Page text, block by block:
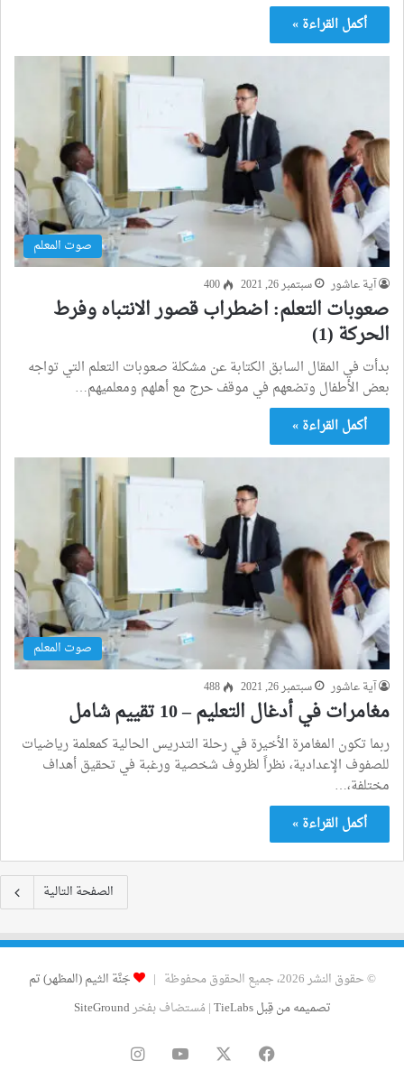
أكمل القراءة »
صوت المعلم
آية عاشور سبتمبر 26, 2021 400
صعوبات التعلم: اضطراب قصور الانتباه وفرط
الحركة (1)
بدأت في المقال السابق الكتابة عن مشكلة صعوبات التعلم التي تواجه
بعض الأطفال وتضعهم في موقف حرج مع أهلهم ومعلميهم…
أكمل القراءة »
صوت المعلم
آية عاشور سبتمبر 26, 2021 488
مغامرات في أدغال التعليم – 10 تقييم شامل
ربما تكون المغامرة الأخيرة في رحلة التدريس الحالية كمعلمة رياضيات
للصفوف الإعدادية، نظراً لظروف شخصية ورغبة في تحقيق أهداف
مختلفة،…
أكمل القراءة »
الصفحة التالية
© حقوق النشر 2026، جميع الحقوق محفوظة |
جَنَّة الثيم (المظهر) تم
تصميمه من قِبل TieLabs
| مُستضاف بفخرSiteGround
فيسبوك ‫YouTube